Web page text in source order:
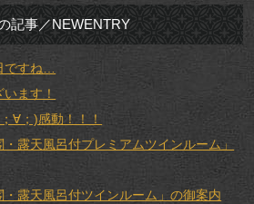
記事／NEWENTRY
ですね…
ます！
∀；)感動！！！
露天風呂付プレミアムツインルーム」
露天風呂付ツインルーム」の御案内